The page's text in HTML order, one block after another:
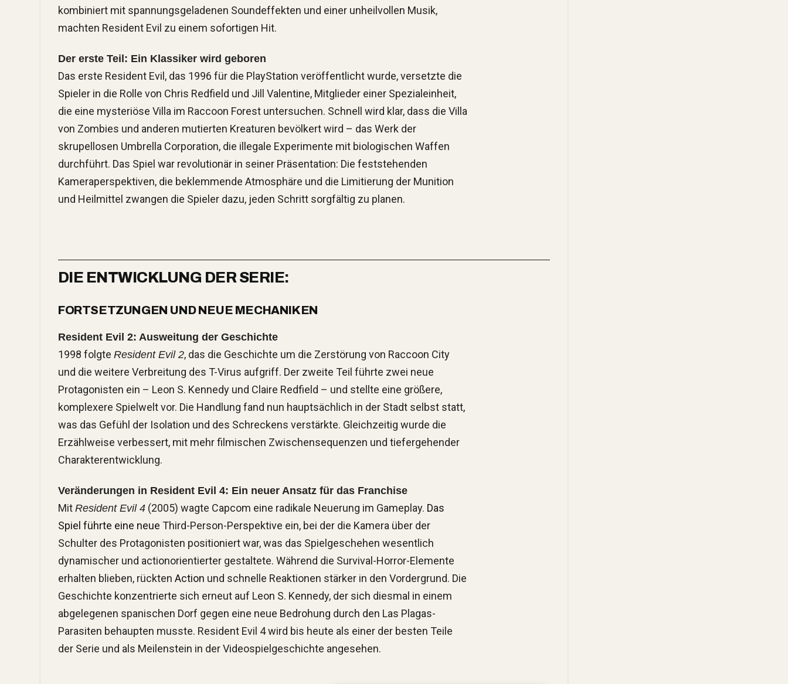
kombiniert mit spannungsgeladenen Soundeffekten und einer unheilvollen Musik,
machten Resident Evil zu einem sofortigen Hit.
Der erste Teil: Ein Klassiker wird geboren
Das erste Resident Evil, das 1996 für die PlayStation veröffentlicht wurde, versetzte die
Spieler in die Rolle von Chris Redfield und Jill Valentine, Mitglieder einer Spezialeinheit,
die eine mysteriöse Villa im Raccoon Forest untersuchen. Schnell wird klar, dass die Villa
von Zombies und anderen mutierten Kreaturen bevölkert wird – das Werk der
skrupellosen Umbrella Corporation, die illegale Experimente mit biologischen Waffen
durchführt. Das Spiel war revolutionär in seiner Präsentation: Die feststehenden
Kameraperspektiven, die beklemmende Atmosphäre und die Limitierung der Munition
und Heilmittel zwangen die Spieler dazu, jeden Schritt sorgfältig zu planen.
DIE ENTWICKLUNG DER SERIE:
FORTSETZUNGEN UND NEUE MECHANIKEN
Resident Evil 2: Ausweitung der Geschichte
1998 folgte Resident Evil 2, das die Geschichte um die Zerstörung von Raccoon City
und die weitere Verbreitung des T-Virus aufgriff. Der zweite Teil führte zwei neue
Protagonisten ein – Leon S. Kennedy und Claire Redfield – und stellte eine größere,
komplexere Spielwelt vor. Die Handlung fand nun hauptsächlich in der Stadt selbst statt,
was das Gefühl der Isolation und des Schreckens verstärkte. Gleichzeitig wurde die
Erzählweise verbessert, mit mehr filmischen Zwischensequenzen und tiefergehender
Charakterentwicklung.
Veränderungen in Resident Evil 4: Ein neuer Ansatz für das Franchise
Mit Resident Evil 4 (2005) wagte Capcom eine radikale Neuerung im Gameplay. Das
Spiel führte eine neue Third-Person-Perspektive ein, bei der die Kamera über der
Schulter des Protagonisten positioniert war, was das Spielgeschehen wesentlich
dynamischer und actionorientierter gestaltete. Während die Survival-Horror-Elemente
erhalten blieben, rückten Action und schnelle Reaktionen stärker in den Vordergrund. Die
Geschichte konzentrierte sich erneut auf Leon S. Kennedy, der sich diesmal in einem
abgelegenen spanischen Dorf gegen eine neue Bedrohung durch den Las Plagas-
Parasiten behaupten musste. Resident Evil 4 wird bis heute als einer der besten Teile
der Serie und als Meilenstein in der Videospielgeschichte angesehen.